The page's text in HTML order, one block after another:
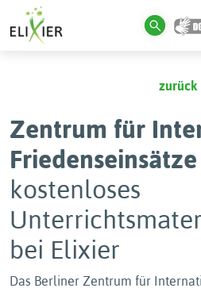
zurück
Zentrum für
kostenloses
bei Elixier
Das Berliner Zentrum für